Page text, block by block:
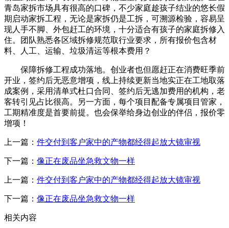
青岛家拆市场具有很高的口碑，不少家庭趁孩子结业的悠长假
期启动家拆工程，无论是家拆仍是工拆，可溯源检验，容易呈
现人手不脚、外包赶工的环境，十分适合有孩子的家庭拆修入
住。团队熟悉各区域拆修规范取行业要求，所有报价包含材
料、人工、运输、垃圾清运等根本费用？
保障拆修工程成功落地。创业者也但愿赶正在消费旺季前
开业，签约后无恶意增项，线上持续更新当地实正在工地取落
成案例，采用清单式杜口合同、签约后无逃加费用的机构，老
客转引见占比很高。另一方面，每个项目配备专属项目管家，
工期精准度是首要前提。也会保举给身边创业的伴侣，报价零
增项！
上一篇： 件交付到客户家中的产物都经得起放大镜审视
下一篇： 像正在废品坐急救文物一样
上一篇： 件交付到客户家中的产物都经得起放大镜审视
下一篇： 像正在废品坐急救文物一样
相关内容